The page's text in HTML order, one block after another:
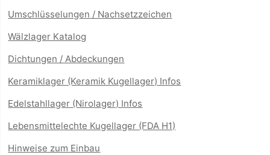
Umschlüsselungen / Nachsetzzeichen
Wälzlager Katalog
Dichtungen / Abdeckungen
Keramiklager (Keramik Kugellager) Infos
Edelstahllager (Nirolager) Infos
Lebensmittelechte Kugellager (FDA H1)
Hinweise zum Einbau